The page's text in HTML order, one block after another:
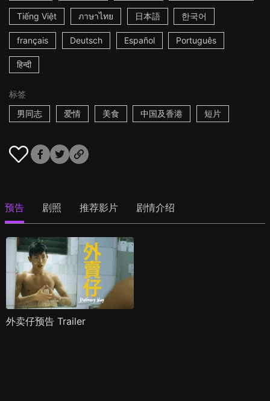
Tiếng Việt ภาษาไทย 日本語 한국어
français Deutsch Español Português
हिन्दी
标签
男同志
爱情 美食 中国及香港 短片
预告 剧照 推荐影片 剧情介绍
外卖仔预告 Trailer